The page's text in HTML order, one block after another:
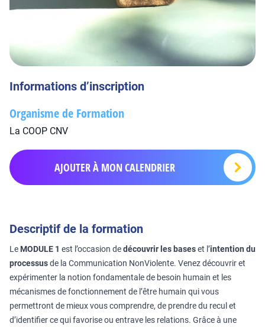
Informations d’inscription
Organisme de Formation
La COOP CNV
AJOUTER À MON CALENDRIER
Descriptif de la formation
Le MODULE 1 est l’occasion dedécouvrir les baseset l’intention du
processusde la Communication NonViolente. Venez découvrir et
expérimenter la notion fondamentale de besoin humain et les
mécanismes de fonctionnement de l’être humain qui vous
permettront de mieux vous comprendre, de prendre du recul et
d’identifier ce qui favorise ou entrave les relations. Grâce à une